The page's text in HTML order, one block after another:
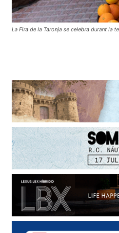
La Fira de la Taronja se celebra durant la